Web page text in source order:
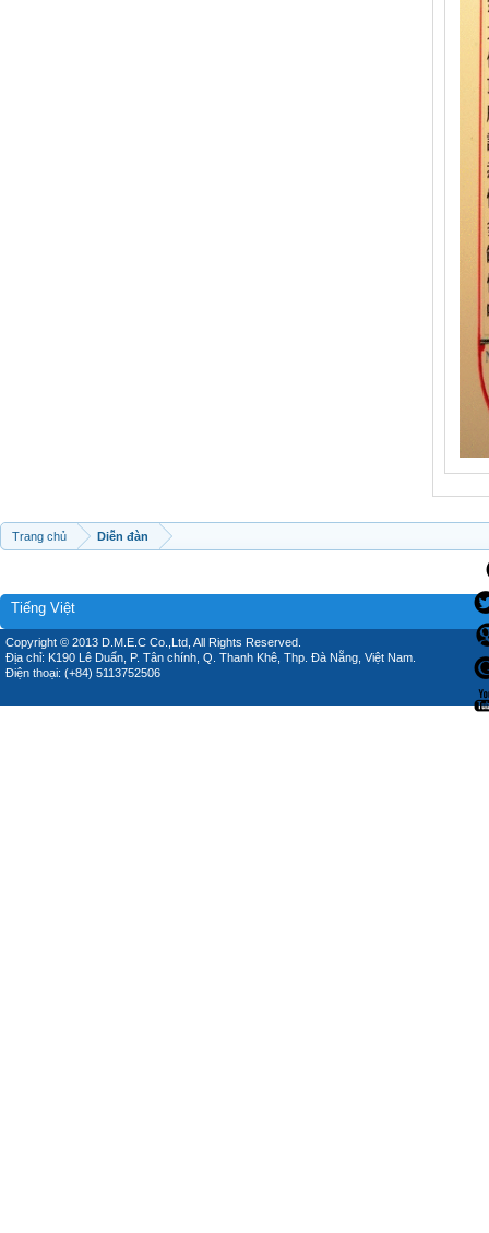
Trang chủ Diễn đàn
Tiếng Việt
Copyright © 2013 D.M.E.C Co.,Ltd, All Rights Reserved.
Địa chỉ: K190 Lê Duẩn, P. Tân chính, Q. Thanh Khê, Thp. Đà Nẵng, Việt Nam.
Điện thoại: (+84) 5113752506